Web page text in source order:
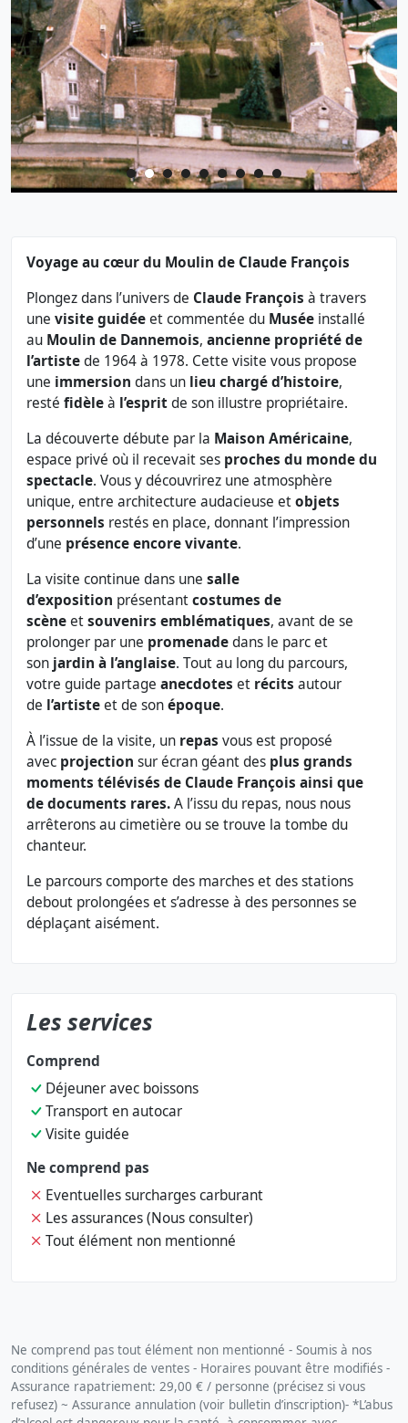
Voyage au cœur du Moulin de Claude François
Plongez dans l’univers de Claude François à travers
une visite guidéeet commentée du Musée installé
au Moulin de Dannemois, ancienne propriété de
l’artistede 1964 à 1978. Cette visite vous propose
une immersion dans un lieu chargé d’histoire,
resté fidèleà l’espritde son illustre propriétaire.
La découverte débute par la Maison Américaine,
espace privé où il recevait ses proches du monde du
spectacle. Vous y découvrirez une atmosphère
unique, entre architecture audacieuse etobjets
personnels restés en place, donnant l’impression
d’une présence encore vivante.
La visite continue dans une salle
d’exposition présentantcostumes de
scèneetsouvenirs emblématiques, avant de se
prolonger par une promenadedans le parc et
son jardin à l’anglaise. Tout au long du parcours,
votre guide partage anecdotes et récits autour
de l’artisteet de sonépoque.
À l’issue de la visite, un repas vous est proposé
avec projection sur écran géant des plus grands
moments télévisés de Claude François ainsi que
de documents rares.A l’issu du repas, nous nous
arrêterons au cimetière ou se trouve la tombe du
chanteur.
Le parcours comporte des marches et des stations
debout prolongées et s’adresse à des personnes se
déplaçant aisément.
Les services
Comprend
Déjeuner avec boissons
Transport en autocar
Visite guidée
Ne comprend pas
Eventuelles surcharges carburant
Les assurances (Nous consulter)
Tout élément non mentionné
Ne comprend pas tout élément non mentionné - Soumis à nos
conditions générales de ventes - Horaires pouvant être modifiés -
Assurance rapatriement: 29,00 € / personne (précisez si vous
refusez) ~ Assurance annulation (voir bulletin d’inscription)- *L’abus